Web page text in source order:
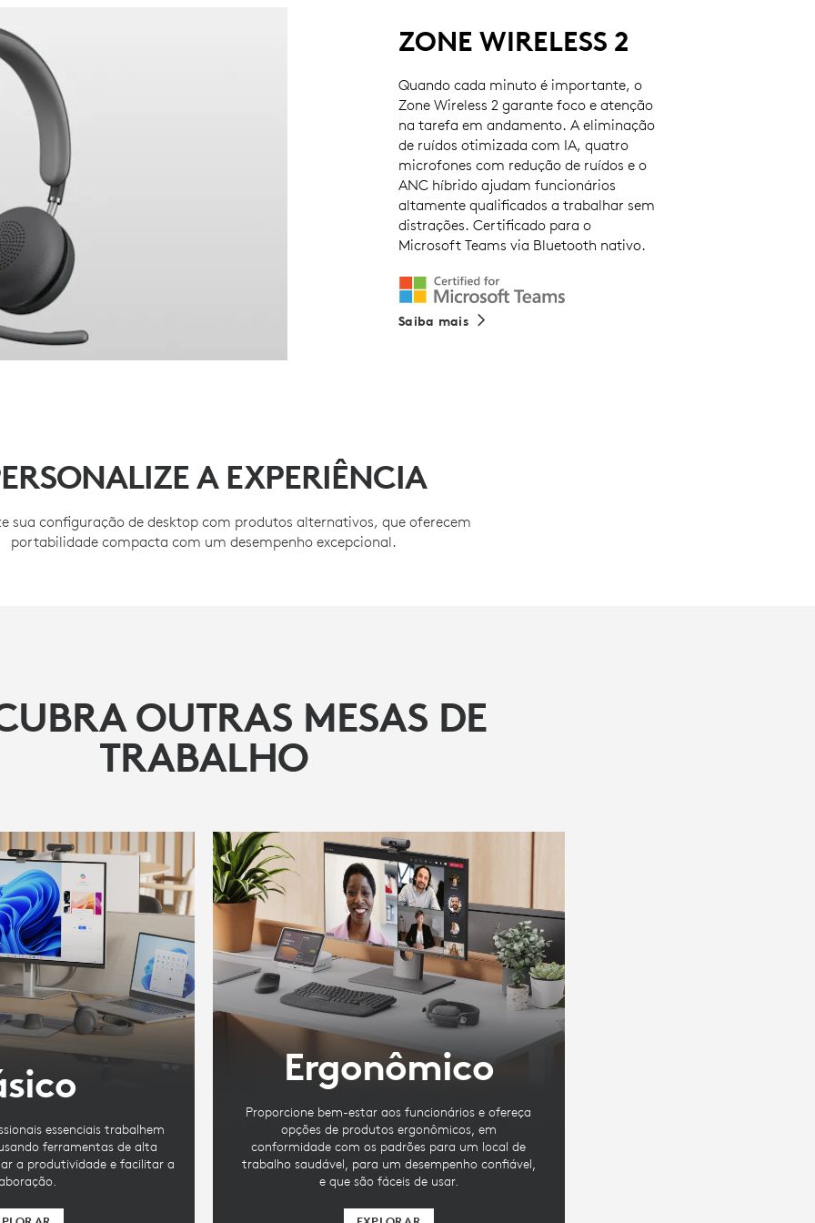
ZONE WIRELESS 2
Quando cada minuto é importante, o
Zone Wireless 2 garante foco e atenção
na tarefa em andamento. A eliminação
de ruídos otimizada com IA, quatro
microfones com redução de ruídos e o
ANC híbrido ajudam funcionários
altamente qualificados a trabalhar sem
distrações. Certificado para o
Microsoft Teams via Bluetooth nativo.
Saiba mais
A EXPERIÊNCIA
sua configuração de desktop com produtos alternativos, que oferecem
portabilidade compacta com um desempenho excepcional.
OUTRAS MESAS DE
TRABALHO
essenciais trabalhem
ferramentas de alta
a produtividade e facilitar a
Ergonômico
Proporcione bem-estar aos funcionários e ofereça
opções de produtos ergonômicos, em
conformidade com os padrões para um local de
trabalho saudável, para um desempenho confiável,
e que são fáceis de usar.